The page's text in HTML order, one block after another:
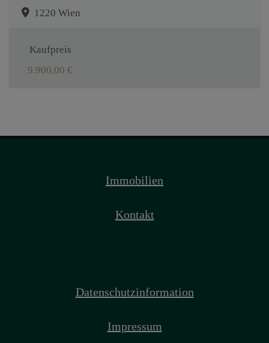
1220 Wien
Kaufpreis
9.900,00 €
Immobilien
Kontakt
Datenschutzinformation
Impressum